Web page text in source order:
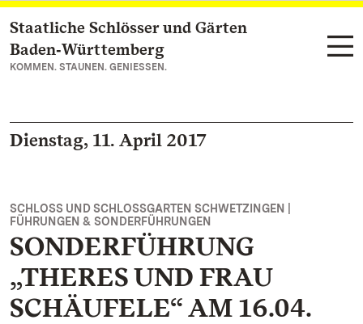
Zum Hauptinhalt springen
Staatliche Schlösser und Gärten
Baden‑Württemberg
KOMMEN. STAUNEN. GENIESSEN.
Dienstag, 11. April 2017
SCHLOSS UND SCHLOSSGARTEN SCHWETZINGEN |
FÜHRUNGEN & SONDERFÜHRUNGEN
SONDERFÜHRUNG
„THERES UND FRAU
SCHÄUFELE“ AM 16.04.